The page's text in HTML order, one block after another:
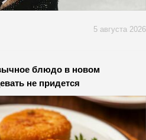
5 августа 2026
блюдо в новом
не придется